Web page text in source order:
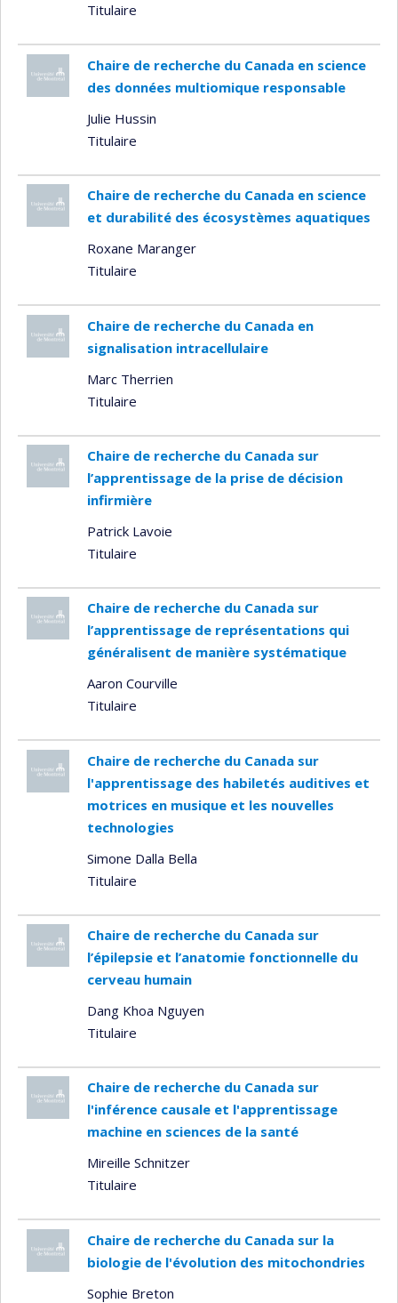
Titulaire
Chaire de recherche du Canada en science
des données multiomique responsable
Julie Hussin
Titulaire
Chaire de recherche du Canada en science
et durabilité des écosystèmes aquatiques
Roxane Maranger
Titulaire
Chaire de recherche du Canada en
signalisation intracellulaire
Marc Therrien
Titulaire
Chaire de recherche du Canada sur
l’apprentissage de la prise de décision
infirmière
Patrick Lavoie
Titulaire
Chaire de recherche du Canada sur
l’apprentissage de représentations qui
généralisent de manière systématique
Aaron Courville
Titulaire
Chaire de recherche du Canada sur
l'apprentissage des habiletés auditives et
motrices en musique et les nouvelles
technologies
Simone Dalla Bella
Titulaire
Chaire de recherche du Canada sur
l’épilepsie et l’anatomie fonctionnelle du
cerveau humain
Dang Khoa Nguyen
Titulaire
Chaire de recherche du Canada sur
l'inférence causale et l'apprentissage
machine en sciences de la santé
Mireille Schnitzer
Titulaire
Chaire de recherche du Canada sur la
biologie de l'évolution des mitochondries
Sophie Breton